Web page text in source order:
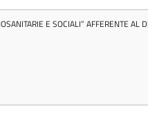
E SOCIALI” AFFERENTE